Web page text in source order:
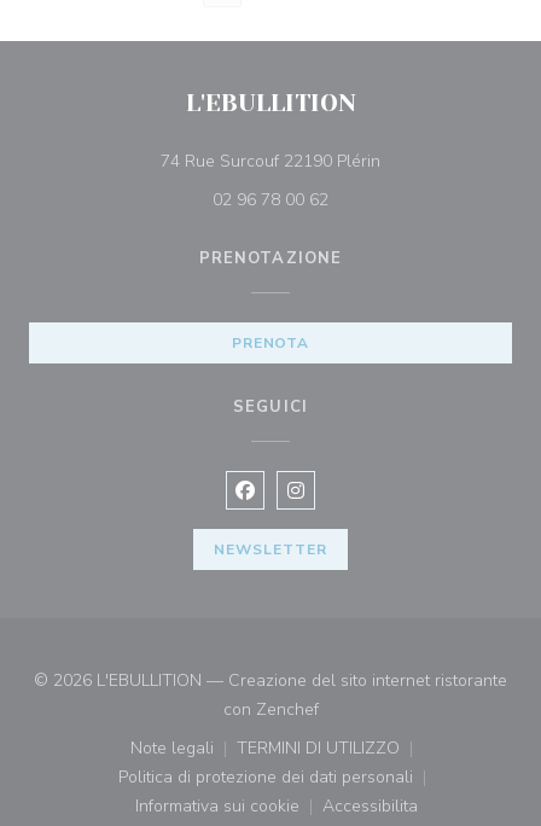
L'EBULLITION
74 Rue Surcouf 22190 Plérin
02 96 78 00 62
PRENOTAZIONE
PRENOTA
SEGUICI
Facebook ((apre una nuova
Instagram ((apre una nuova
NEWSLETTER
© 2026 L'EBULLITION — Creazione del sito internet ristorante
con Zenchef((apre una nuova finestra))
Note legali
((apre una nuova finestra))
TERMINI DI UTILIZZO
((apre una nuova finestra))
Politica di protezione dei dati personali
((apre una nuova finestra))
Informativa sui cookie
((apre una nuova finestra))
Accessibilita
((apre una nuova